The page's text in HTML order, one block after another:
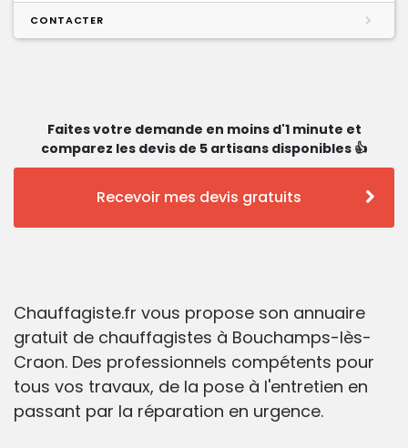
CONTACTER
Faites votre demande en moins d'1 minute et
comparez les devis de 5 artisans disponibles 👍
Recevoir mes devis gratuits
Chauffagiste.fr vous propose son annuaire
gratuit de chauffagistes à Bouchamps-lès-
Craon. Des professionnels compétents pour
tous vos travaux, de la pose à l'entretien en
passant par la réparation en urgence.